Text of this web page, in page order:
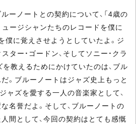
ーノートとの契約について、「4歳の
ュージシャンたちのレコードを僕に
僕に覚えさせようとしていたよ。ジ
ター・ゴードン、そしてソニー・クラ
教えるためにかけていたのは、ブル
。ブルーノートはジャズ史上もっと
ャズを愛する一人の音楽家として、
名誉だよ。そして、ブルーノートの
間として、今回の契約はとても感慨